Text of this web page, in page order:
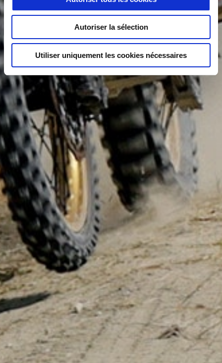
Autoriser la sélection
Utiliser uniquement les cookies nécessaires